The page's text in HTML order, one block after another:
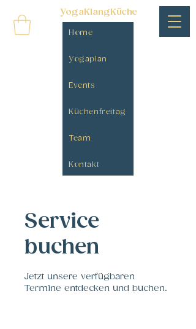
Home
Yogaplan
Events
Küchenfreitag
Team
Kontakt
YogaKlangKüche
Service
buchen
Jetzt unsere verfügbaren
Termine entdecken und buchen.